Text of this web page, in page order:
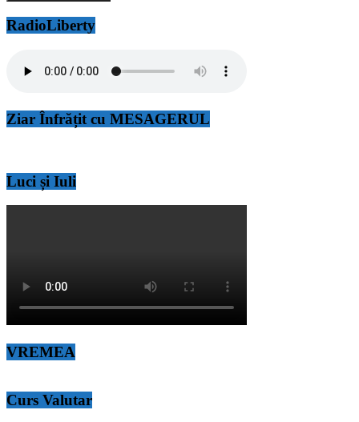
RadioLiberty
Ziar Înfrățit cu MESAGERUL
Luci și Iuli
VREMEA
Curs Valutar